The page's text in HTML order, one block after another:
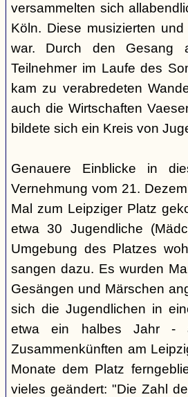
versammelten sich
Köln. Diese musizierten
war. Durch den Gesang
Teilnehmer im Laufe des
kam zu verabredeten
auch die Wirtschaften
bildete sich ein Kreis von
Genauere Einblicke in
Vernehmung vom 21.
Mal zum Leipziger Platz
etwa 30 Jugendliche
Umgebung des Platzes
sangen dazu. Es wurden
Gesängen und Märschen
sich die Jugendlichen in
etwa ein halbes Jahr -
Zusammenkünften am
Monate dem Platz
vieles geändert: "Die Zahl